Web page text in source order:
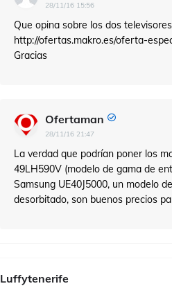
28/11/16 15:56
Que opina sobre los dos
http://ofertas.makro.es/oferta-
Gracias
Ofertaman
28/11/16 21:47
La verdad que podrían poner los
49LH590V (modelo de gama de
Samsung UE40J5000, un modelo
desorbitado, son buenos precios
Luffytenerife